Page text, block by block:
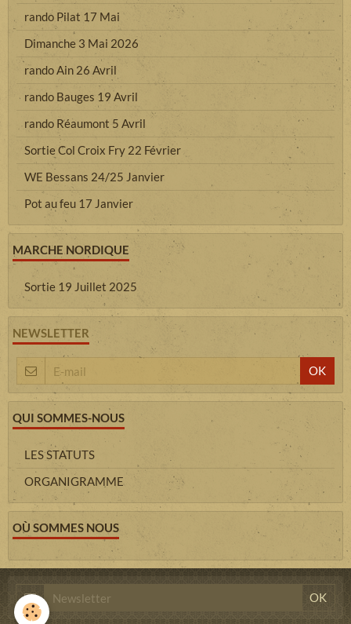
rando Pilat 17 Mai
Dimanche 3 Mai 2026
rando Ain 26 Avril
rando Bauges 19 Avril
rando Réaumont 5 Avril
Sortie Col Croix Fry 22 Février
WE Bessans 24/25 Janvier
Pot au feu 17 Janvier
MARCHE NORDIQUE
Sortie 19 Juillet 2025
NEWSLETTER
OK
QUI SOMMES-NOUS
LES STATUTS
ORGANIGRAMME
OÙ SOMMES NOUS